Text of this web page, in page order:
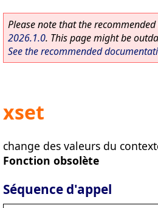
Please note that the
2026.1.0. This page might be
See the recommended
xset
change des valeurs du
Fonction obsolète
Séquence d'appel